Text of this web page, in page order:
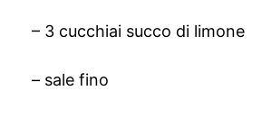
– 3 cucchiai succo di limone
– sale fino